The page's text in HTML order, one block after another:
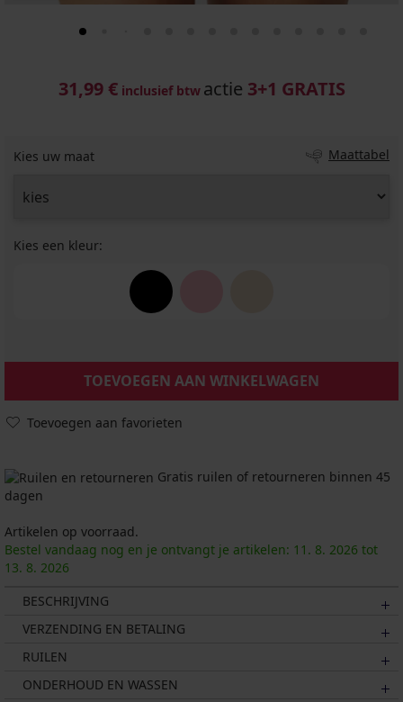
31,99 € inclusief btw actie 3+1 GRATIS
Kies uw maat Maattabel
Kies een kleur:
TOEVOEGEN AAN WINKELWAGEN
Toevoegen aan favorieten
Gratis ruilen of retourneren binnen 45
dagen
Artikelen op voorraad.
Bestel vandaag nog en je ontvangt je artikelen: 11. 8. 2026 tot
13. 8. 2026
BESCHRIJVING
VERZENDING EN BETALING
RUILEN
ONDERHOUD EN WASSEN